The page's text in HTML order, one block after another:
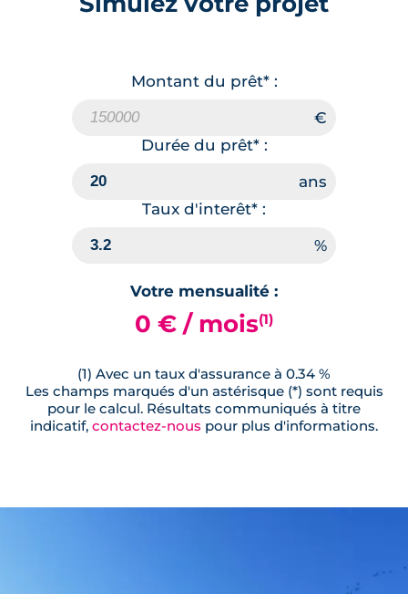
Montant du prêt* :
Durée du prêt* :
Taux d'interêt* :
Votre mensualité :
0 € / mois(1)
(1) Avec un taux d'assurance à 0.34 %
Les champs marqués d'un astérisque (*) sont requis
pour le calcul. Résultats communiqués à titre
indicatif, contactez-nous pour plus d'informations.